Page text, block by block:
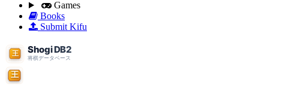
Games
Books
Submit Kifu